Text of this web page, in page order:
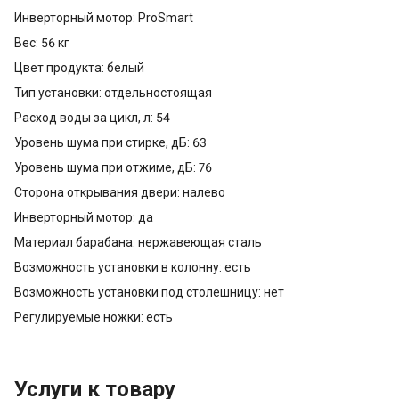
Инверторный мотор: ProSmart
Вес: 56 кг
Цвет продукта: белый
Тип установки: отдельностоящая
Расход воды за цикл, л: 54
Уровень шума при стирке, дБ: 63
Уровень шума при отжиме, дБ: 76
Сторона открывания двери: налево
Инверторный мотор: да
Материал барабана: нержавеющая сталь
Возможность установки в колонну: есть
Возможность установки под столешницу: нет
Регулируемые ножки: есть
Услуги к товару